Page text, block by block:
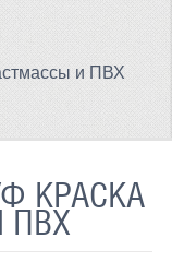
и ПВХ
КРАСКА
ПВХ